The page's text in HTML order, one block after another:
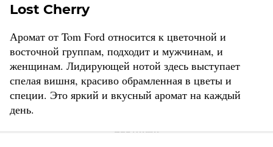
Lost Cherry
Аромат от Tom Ford относится к цветочной и
восточной группам, подходит и мужчинам, и
женщинам. Лидирующей нотой здесь выступает
спелая вишня, красиво обрамленная в цветы и
специи. Это яркий и вкусный аромат на каждый
день.